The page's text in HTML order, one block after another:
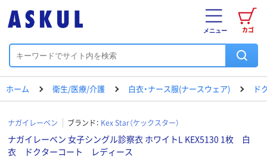
カゴ
メニュー
ホーム 衛生/医療/介護 白衣・ナース服(ナースウェア) ド
ナガイレーベン ブランド： Kex Star（ケックスター）
ナガイレーベン 女子シングル診察衣 ホワイトL KEX5130 1枚 白
衣 ドクターコート レディース